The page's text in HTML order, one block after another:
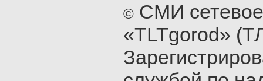
© СМИ
«TLTgorod»